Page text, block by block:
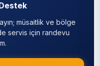
müsaitlik ve bölge
servis için randevu